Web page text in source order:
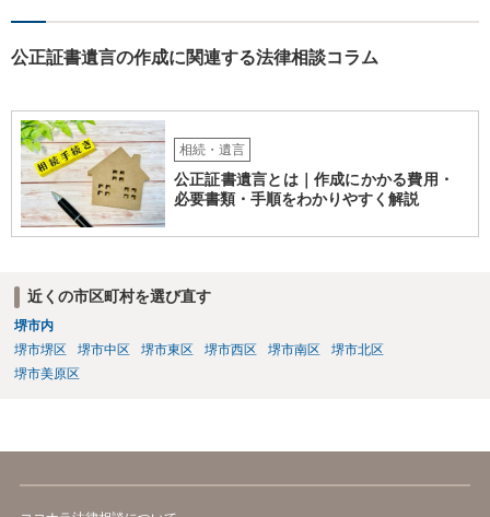
公正証書遺言の作成に関連する法律相談コラム
相続・遺言
公正証書遺言とは｜作成にかかる費用・
必要書類・手順をわかりやすく解説
近くの市区町村を選び直す
堺市内
堺市堺区
堺市中区 堺市東区 堺市西区 堺市南区
堺市北区
堺市美原区